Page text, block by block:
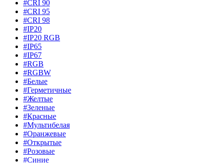
#CRI 90
#CRI 95
#CRI 98
#IP20
#IP20 RGB
#IP65
#IP67
#RGB
#RGBW
#Белые
#Герметичные
#Желтые
#Зеленые
#Красные
#Мультибелая
#Оранжевые
#Открытые
#Розовые
#Синие